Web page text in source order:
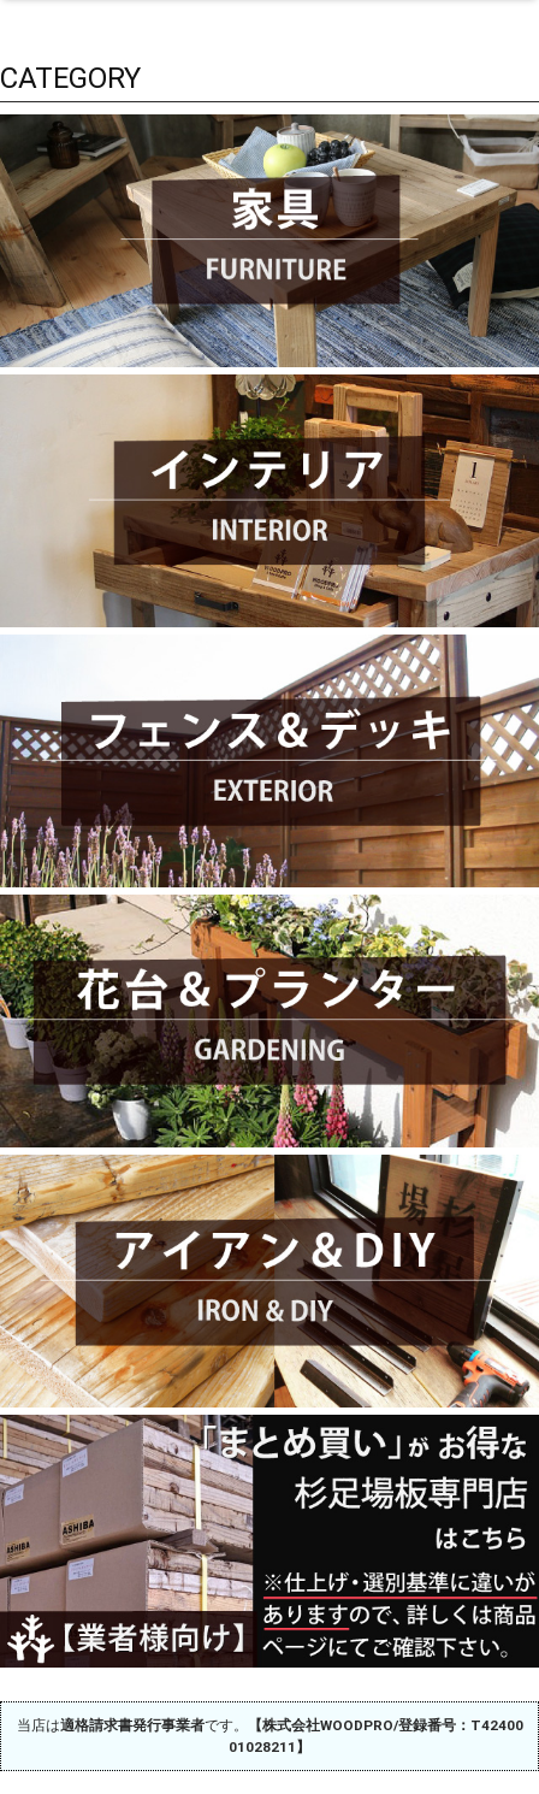
CATEGORY
当店は適格請求書発行事業者です。
【株式会社WOODPRO/登録番号：T42400
01028211】